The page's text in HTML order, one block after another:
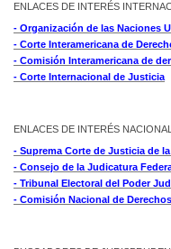
ENLACES DE INTERÉS
- Organización de las Naciones
- Corte Interamericana de
- Comisión Interamericana de
- Corte Internacional de Justicia
ENLACES DE INTERÉS
- Suprema Corte de Justicia de
- Consejo de la Judicatura
- Tribunal Electoral del Poder
- Comisión Nacional de